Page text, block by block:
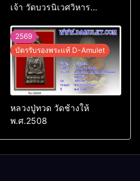
เจ้า วัดบวรนิเวศวิหาร
2569
บัตรรับรองพระแท้ D-Amulet
หลวงปู่ทวด วัดช้างให้
พ.ศ.2508